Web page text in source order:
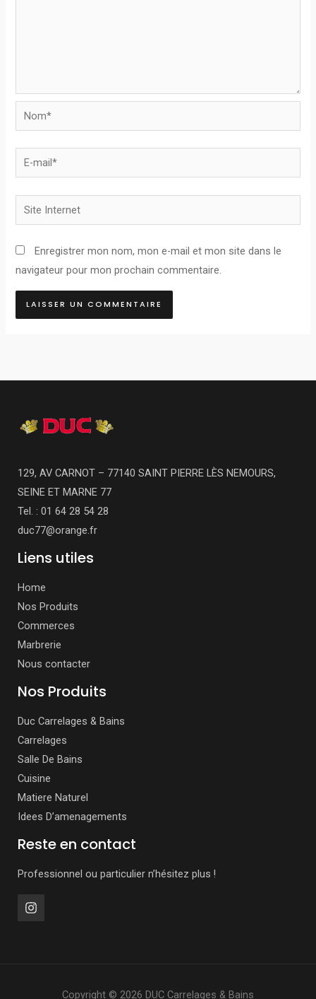
Nom*
E-
mail*
Site
Internet
Enregistrer mon nom, mon e-mail et mon site dans le
navigateur pour mon prochain commentaire.
129, AV CARNOT – 77140 SAINT PIERRE LÈS NEMOURS,
SEINE ET MARNE 77
Tel. : 01 64 28 54 28
duc77@orange.fr
Liens utiles
Home
Nos Produits
Commerces
Marbrerie
Nous contacter
Nos Produits
Duc Carrelages & Bains
Carrelages
Salle De Bains
Cuisine
Matiere Naturel
Idees D’amenagements
Reste en contact
Professionnel ou particulier n’hésitez plus !
Copyright © 2026 DUC Carrelages & Bains